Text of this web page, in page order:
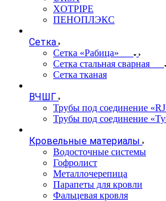
XOTPIPE
ПЕНОПЛЭКС
Сетка
Сетка «Рабица»
Сетка стальная сварная
Сетка тканая
ВЧШГ
Трубы под соединение
Трубы под соединение
Кровельные материалы
Водосточные системы
Гофролист
Металлочерепица
Парапеты для кровли
Фальцевая кровля